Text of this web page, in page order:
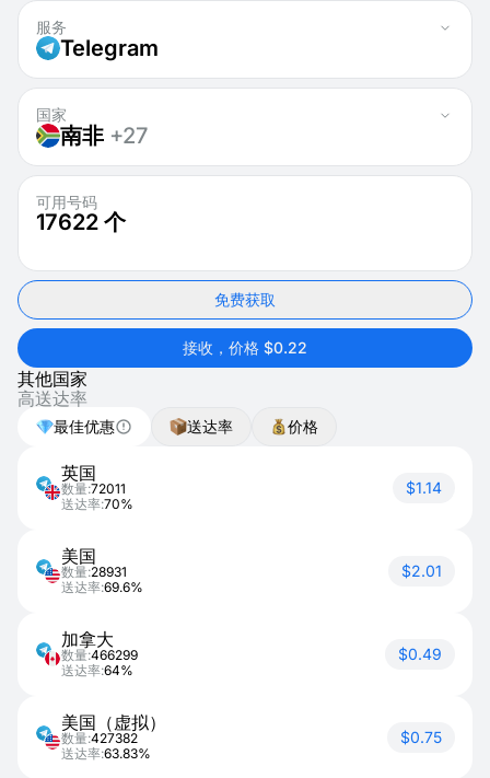
服务
Telegram
国家
南非 +27
可用号码
17622 个
免费获取
接收，价格 $0.22
其他国家
高送达率
最佳优惠 送达率 价格
英国
数量:72011
送达率:70%
$1.14
美国
数量:28931
送达率:69.6%
$2.01
加拿大
数量:466299
送达率:64%
$0.49
美国（虚拟）
数量:427382
送达率:63.83%
$0.75